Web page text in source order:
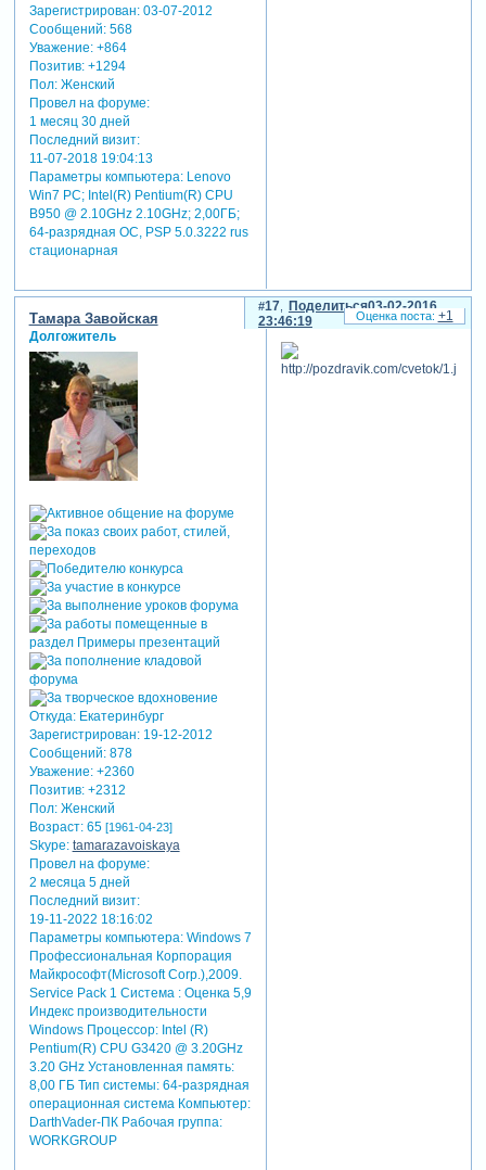
Зарегистрирован: 03-07-2012
Сообщений:568
Уважение: +864
Позитив: +1294
Пол:Женский
Провел на форуме:
1 месяц 30 дней
Последний визит:
11-07-2018 19:04:13
Параметры компьютера:Lenovo
Win7 PC; Intel(R) Pentium(R) CPU
B950 @ 2.10GHz 2.10GHz; 2,00ГБ;
64-разрядная ОС, PSP 5.0.3222 rus
стационарная
Поделиться
17
03-02-2016
23:46:19
Тамара Завойская
Долгожитель
Откуда:Екатеринбург
Зарегистрирован: 19-12-2012
Сообщений:878
Уважение: +2360
Позитив: +2312
Пол:Женский
Возраст:65 [1961-04-23]
Skype: tamarazavoiskaya
Провел на форуме:
2 месяца 5 дней
Последний визит:
19-11-2022 18:16:02
Параметры компьютера:Windows 7
Профессиональная Корпорация
Майкрософт(Microsoft Corp.),2009.
Service Pack 1 Система : Оценка 5,9
Индекс производительности
Windows Процессор: Intel (R)
Pentium(R) CPU G3420 @ 3.20GHz
3.20 GHz Установленная память:
8,00 ГБ Тип системы: 64-разрядная
операционная система Компьютер:
DarthVader-ПК Рабочая группа:
WORKGROUP
+1